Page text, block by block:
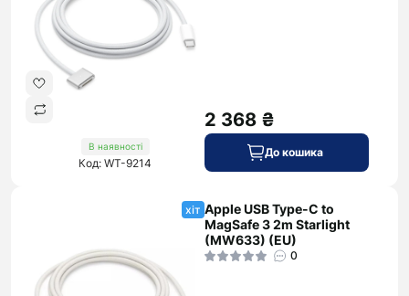
В наявності
Код: WT-9214
2 368 ₴
До кошика
хіт Apple USB Type-C to
MagSafe 3 2m Starlight
(MW633) (EU)
0